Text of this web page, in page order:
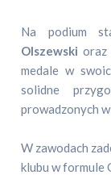
Na podium
Olszewski oraz
medale w
solidne
prowadzonych
W zawodach
klubu w formule